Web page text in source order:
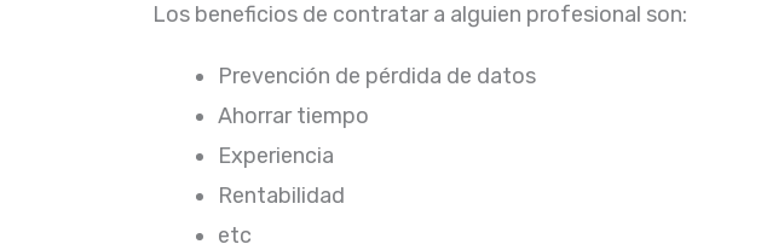
Los beneficios de contratar a alguien profesional son:
Prevención de pérdida de datos
Ahorrar tiempo
Experiencia
Rentabilidad
etc